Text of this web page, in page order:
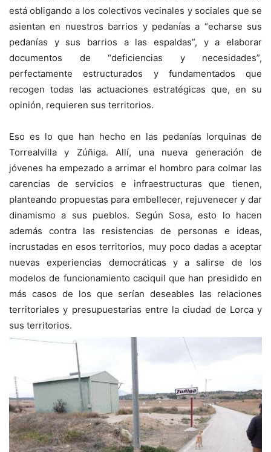
está obligando a los colectivos vecinales y sociales que se
asientan en nuestros barrios y pedanías a “echarse sus
pedanías y sus barrios a las espaldas”, y a elaborar
documentos de “deficiencias y necesidades”,
perfectamente estructurados y fundamentados que
recogen todas las actuaciones estratégicas que, en su
opinión, requieren sus territorios.
Eso es lo que han hecho en las pedanías lorquinas de
Torrealvilla y Zúñiga. Allí, una nueva generación de
jóvenes ha empezado a arrimar el hombro para colmar las
carencias de servicios e infraestructuras que tienen,
planteando propuestas para embellecer, rejuvenecer y dar
dinamismo a sus pueblos. Según Sosa, esto lo hacen
además contra las resistencias de personas e ideas,
incrustadas en esos territorios, muy poco dadas a aceptar
nuevas experiencias democráticas y a salirse de los
modelos de funcionamiento caciquil que han presidido en
más casos de los que serían deseables las relaciones
territoriales y presupuestarias entre la ciudad de Lorca y
sus territorios.